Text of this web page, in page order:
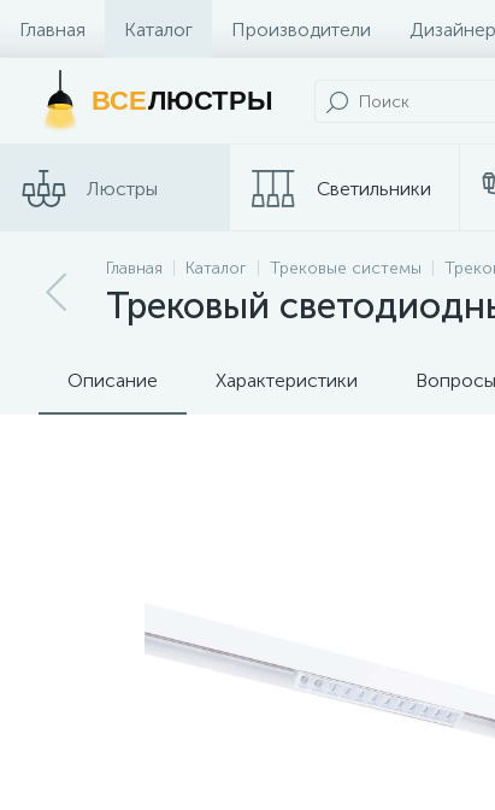
Главная Каталог Производители
Контакты и Магазины
ВСЕЛЮСТРЫ
Люстры Светильники
Споты
Трековые
Главная Каталог Трековые системы
Трековый
Описание Характеристики Вопросы